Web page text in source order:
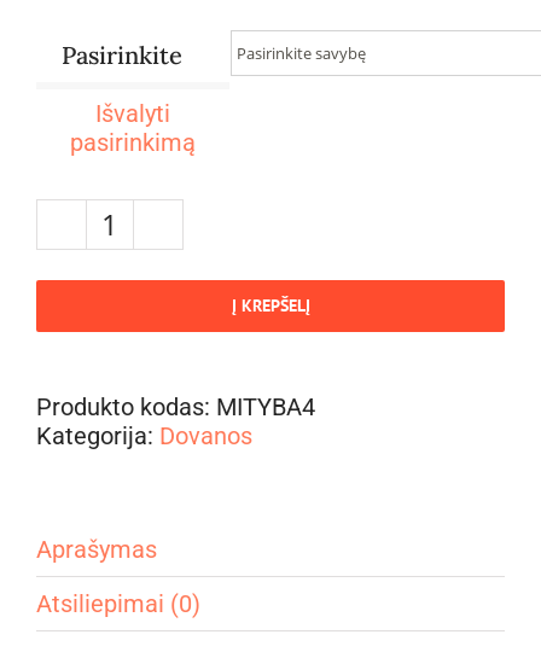
Pasirinkite
Išvalyti
pasirinkimą
produkto
Į KREPŠELĮ
Produkto kodas: MITYBA4
Kategorija: Dovanos
Aprašymas
Atsiliepimai (0)